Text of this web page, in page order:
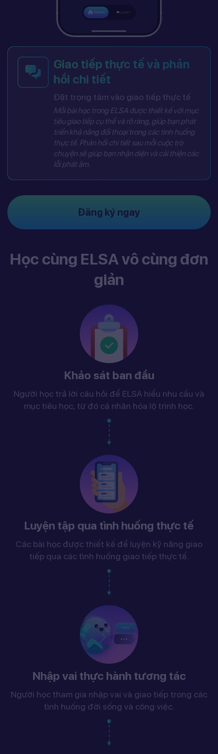
Giao tiếp thực tế và phản
hồi chi tiết
Đặt trọng tâm vào giao tiếp thực tế
Mỗi bài học trong ELSA được thiết kế với mục
tiêu giao tiếp cụ thể và rõ ràng, giúp bạn phát
triển khả năng đối thoại trong các tình huống
thực tế. Phản hồi chi tiết sau mỗi cuộc trò
chuyện sẽ giúp bạn nhận diện và cải thiện các
lỗi phát âm.
Đăng ký ngay
Học cùng ELSA vô cùng đơn
giản
Khảo sát ban đầu
Người học trả lời câu hỏi để ELSA hiểu nhu cầu và
mục tiêu học, từ đó cá nhân hóa lộ trình học.
Luyện tập qua tình huống thực tế
Các bài học được thiết kế để luyện kỹ năng giao
tiếp qua các tình huống giao tiếp thực tế.
Nhập vai thực hành tương tác
Người học tham gia nhập vai và giao tiếp trong các
tình huống đời sống và công việc.